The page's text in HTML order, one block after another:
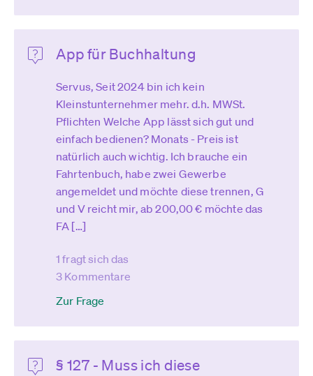
App für Buchhaltung
Servus, Seit 2024 bin ich kein
Kleinstunternehmer mehr. d.h. MWSt.
Pflichten Welche App lässt sich gut und
einfach bedienen? Monats - Preis ist
natürlich auch wichtig. Ich brauche ein
Fahrtenbuch, habe zwei Gewerbe
angemeldet und möchte diese trennen, G
und V reicht mir, ab 200,00 € möchte das
FA […]
1 fragt sich das
3 Kommentare
Zur Frage
§ 127 - Muss ich diese